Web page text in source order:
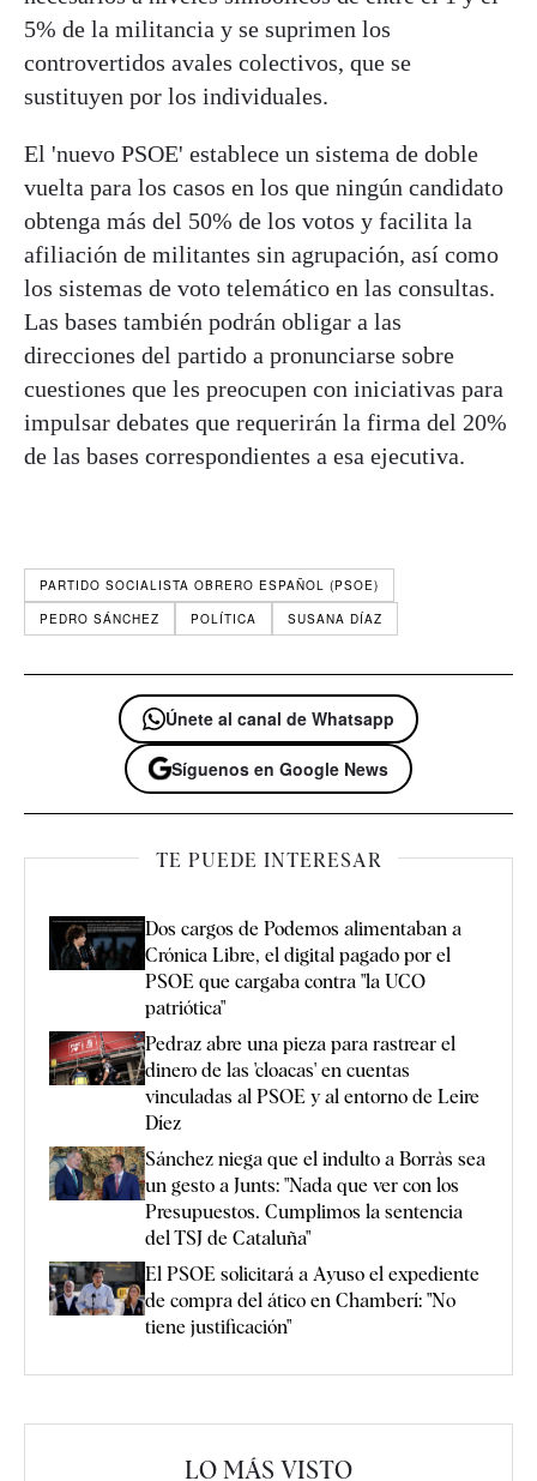
5% de la militancia y se suprimen los
controvertidos avales colectivos, que se
sustituyen por los individuales.
El 'nuevo PSOE' establece un sistema de doble
vuelta para los casos en los que ningún candidato
obtenga más del 50% de los votos y facilita la
afiliación de militantes sin agrupación, así como
los sistemas de voto telemático en las consultas.
Las bases también podrán obligar a las
direcciones del partido a pronunciarse sobre
cuestiones que les preocupen con iniciativas para
impulsar debates que requerirán la firma del 20%
de las bases correspondientes a esa ejecutiva.
PARTIDO SOCIALISTA OBRERO ESPAÑOL (PSOE)
PEDRO SÁNCHEZ
POLÍTICA SUSANA DÍAZ
Únete al canal de Whatsapp
Síguenos en Google News
TE PUEDE INTERESAR
Dos cargos de Podemos alimentaban a
Crónica Libre, el digital pagado por el
PSOE que cargaba contra "la UCO
patriótica"
Pedraz abre una pieza para rastrear el
dinero de las 'cloacas' en cuentas
vinculadas al PSOE y al entorno de Leire
Díez
Sánchez niega que el indulto a Borràs sea
un gesto a Junts: "Nada que ver con los
Presupuestos. Cumplimos la sentencia
del TSJ de Cataluña"
El PSOE solicitará a Ayuso el expediente
de compra del ático en Chamberí: "No
tiene justificación"
LO MÁS VISTO